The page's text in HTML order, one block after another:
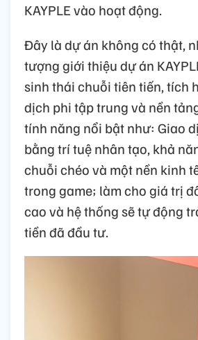
KAYPLE vào hoạt động.
Đây là dự án không có thật,
tượng giới thiệu dự án
sinh thái chuỗi tiên tiến, tích
dịch phi tập trung và nền
tính năng nổi bật như: Giao
bằng trí tuệ nhân tạo, khả
chuỗi chéo và một nền kinh
trong game; làm cho giá trị
cao và hệ thống sẽ tự động
tiền đã đầu tư.